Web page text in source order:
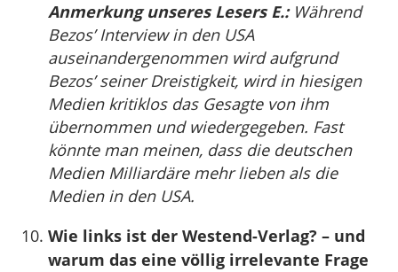
Anmerkung unseres Lesers E.:Während
Bezos’ Interview in den USA
auseinandergenommen wird aufgrund
Bezos’ seiner Dreistigkeit, wird in hiesigen
Medien kritiklos das Gesagte von ihm
übernommen und wiedergegeben. Fast
könnte man meinen, dass die deutschen
Medien Milliardäre mehr lieben als die
Medien in den USA.
Wie links ist der Westend-Verlag? – und
warum das eine völlig irrelevante Frage